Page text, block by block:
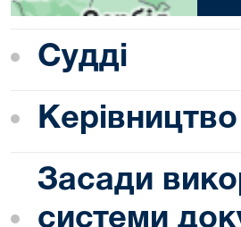
Судді
Керівництво
Засади
системи